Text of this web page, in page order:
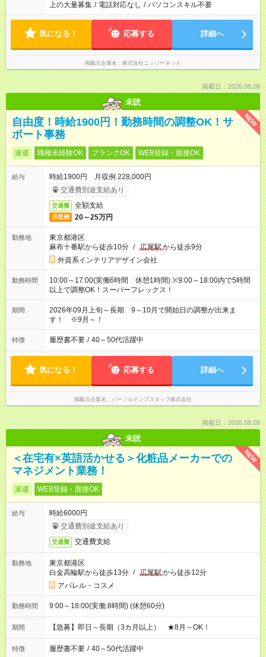
上の大量募集 / 電話対応なし / パソコンスキル不要
気になる！ 応募する 詳細へ
掲載元企業名 株式会社ニッソーネット
掲載日：2026.08.08
未読
NEW
自由度！時給1900円！勤務時間の調整OK！サ
ポート事務
派遣 職種未経験OK ブランクOK WEB登録・面接OK
給与
時給1900円 月収例 228,000円
交通費別途支給あり
交通費 全額支給
月収例 20～25万円
勤務地
東京都港区
麻布十番駅から徒歩10分 / 広尾駅から徒歩9分
外資系インテリアデザイン会社
勤務時間
10:00～17:00(実働6時間 休憩1時間) ※9:00～18:00内で5時間
以上で調整OK！スーパーフレックス！
期間
2026年09月上旬～長期 9～10月で開始日の調整が出来ま
す！ ※9月～！
特徴 履歴書不要 / 40～50代活躍中
気になる！ 応募する 詳細へ
掲載元企業名 パーソルテンプスタッフ株式会社
掲載日：2026.08.08
未読
NEW
＜在宅有×英語活かせる＞化粧品メーカーでの
マネジメント業務！
派遣 WEB登録・面接OK
給与
時給6000円
交通費別途支給あり
交通費 交通費支給
勤務地
東京都港区
白金高輪駅から徒歩13分 / 広尾駅から徒歩12分
アパレル・コスメ
勤務時間 9:00～18:00(実働:8時間) (休憩60分)
期間 【急募】即日～長期（3カ月以上） ★8月～OK！
特徴 履歴書不要 / 40～50代活躍中